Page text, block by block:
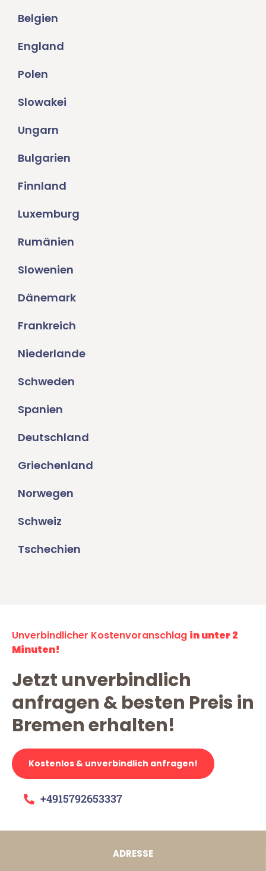
Belgien
England
Polen
Slowakei
Ungarn
Bulgarien
Finnland
Luxemburg
Rumänien
Slowenien
Dänemark
Frankreich
Niederlande
Schweden
Spanien
Deutschland
Griechenland
Norwegen
Schweiz
Tschechien
Unverbindlicher Kostenvoranschlag in unter 2
Minuten!
Jetzt unverbindlich
anfragen & besten Preis in
Bremen erhalten!
Kostenlos & unverbindlich anfragen!
+4915792653337
ADRESSE